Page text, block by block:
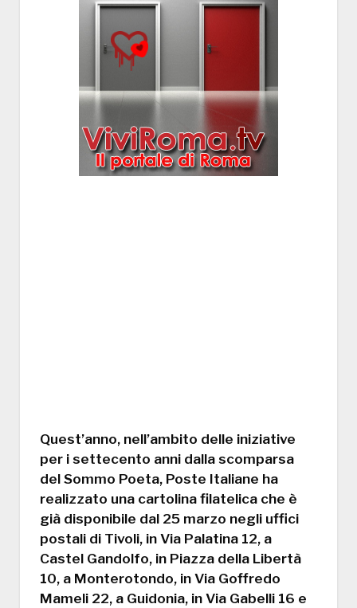
Quest’anno, nell’ambito delle iniziative
per i settecento anni dalla scomparsa
del Sommo Poeta, Poste Italiane ha
realizzato una cartolina filatelica che è
già disponibile dal 25 marzo negli uffici
postali di Tivoli, in Via Palatina 12, a
Castel Gandolfo, in Piazza della Libertà
10, a Monterotondo, in Via Goffredo
Mameli 22, a Guidonia, in Via Gabelli 16 e